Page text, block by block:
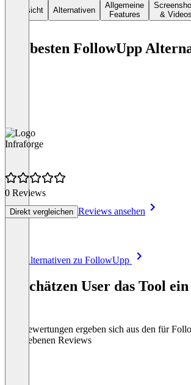
Übersicht Alternativen
Allgemeine
Features
& Videos
Die besten FollowUpp
Infraforge
0 Reviews
Direkt vergleichen Reviews ansehen
Alle Alternativen zu FollowUpp
So schätzen User das Tool ein
Die Bewertungen ergeben sich aus den für
abgegebenen Reviews